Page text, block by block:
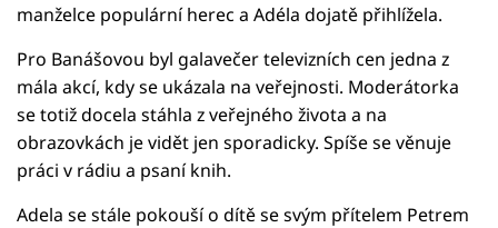
manželce populární herec a Adéla dojatě přihlížela.
Pro Banášovou byl galavečer televizních cen jedna z
mála akcí, kdy se ukázala na veřejnosti. Moderátorka
se totiž docela stáhla z veřejného života a na
obrazovkách je vidět jen sporadicky. Spíše se věnuje
práci v rádiu a psaní knih.
Adela se stále pokouší o dítě se svým přítelem Petrem